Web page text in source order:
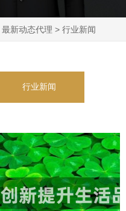
最新动态代理 > 行业新闻
行业新闻